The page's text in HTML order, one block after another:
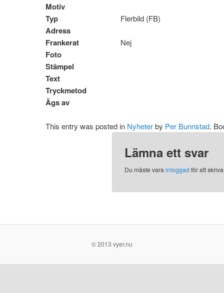
Motiv
Typ
Flerbild (FB)
Adress
Frankerat
Nej
Foto
Stämpel
Text
Tryckmetod
Ägs av
This entry was posted in Nyheterby Per Bunnstad.
Lämna ett svar
Du måste varainloggad för att
© 2013 vyer.nu